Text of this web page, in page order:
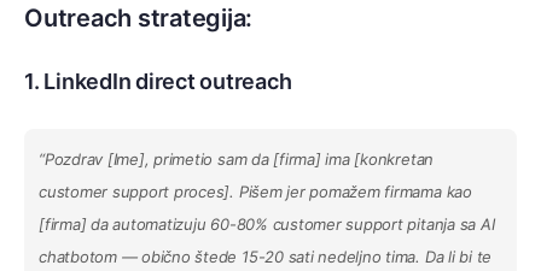
Outreach strategija:
1. LinkedIn direct outreach
“Pozdrav [Ime], primetio sam da [firma] ima [konkretan
customer support proces]. Pišem jer pomažem firmama kao
[firma] da automatizuju 60-80% customer support pitanja sa AI
chatbotom — obično štede 15-20 sati nedeljno tima. Da li bi te